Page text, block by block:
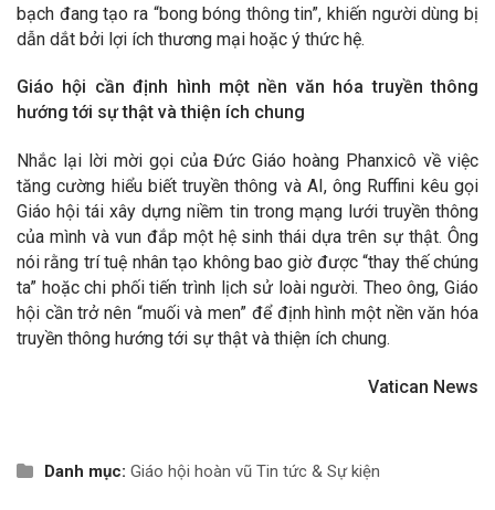
bạch đang tạo ra “bong bóng thông tin”, khiến người dùng bị
dẫn dắt bởi lợi ích thương mại hoặc ý thức hệ.
Giáo hội cần định hình một nền văn hóa truyền thông
hướng tới sự thật và thiện ích chung
Nhắc lại lời mời gọi của Đức Giáo hoàng Phanxicô về việc
tăng cường hiểu biết truyền thông và AI, ông Ruffini kêu gọi
Giáo hội tái xây dựng niềm tin trong mạng lưới truyền thông
của mình và vun đắp một hệ sinh thái dựa trên sự thật. Ông
nói rằng trí tuệ nhân tạo không bao giờ được “thay thế chúng
ta” hoặc chi phối tiến trình lịch sử loài người. Theo ông, Giáo
hội cần trở nên “muối và men” để định hình một nền văn hóa
truyền thông hướng tới sự thật và thiện ích chung.
Vatican News
Danh mục: Giáo hội hoàn vũ Tin tức & Sự kiện